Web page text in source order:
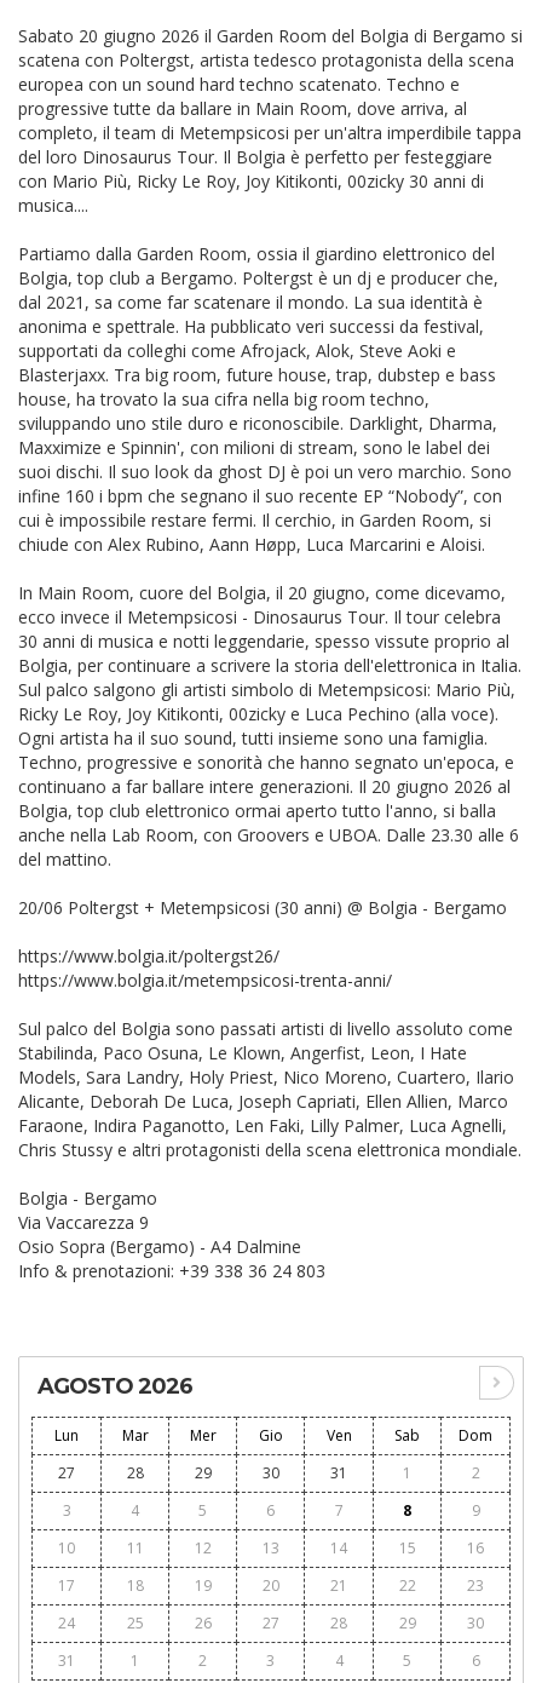
Sabato 20 giugno 2026 il Garden Room del Bolgia di Bergamo si
scatena con Poltergst, artista tedesco protagonista della scena
europea con un sound hard techno scatenato. Techno e
progressive tutte da ballare in Main Room, dove arriva, al
completo, il team di Metempsicosi per un'altra imperdibile tappa
del loro Dinosaurus Tour. Il Bolgia è perfetto per festeggiare
con Mario Più, Ricky Le Roy, Joy Kitikonti, 00zicky 30 anni di
musica....
Partiamo dalla Garden Room, ossia il giardino elettronico del
Bolgia, top club a Bergamo. Poltergst è un dj e producer che,
dal 2021, sa come far scatenare il mondo. La sua identità è
anonima e spettrale. Ha pubblicato veri successi da festival,
supportati da colleghi come Afrojack, Alok, Steve Aoki e
Blasterjaxx. Tra big room, future house, trap, dubstep e bass
house, ha trovato la sua cifra nella big room techno,
sviluppando uno stile duro e riconoscibile. Darklight, Dharma,
Maxximize e Spinnin', con milioni di stream, sono le label dei
suoi dischi. Il suo look da ghost DJ è poi un vero marchio. Sono
infine 160 i bpm che segnano il suo recente EP “Nobody”, con
cui è impossibile restare fermi. Il cerchio, in Garden Room, si
chiude con Alex Rubino, Aann Høpp, Luca Marcarini e Aloisi.
In Main Room, cuore del Bolgia, il 20 giugno, come dicevamo,
ecco invece il Metempsicosi - Dinosaurus Tour. Il tour celebra
30 anni di musica e notti leggendarie, spesso vissute proprio al
Bolgia, per continuare a scrivere la storia dell'elettronica in Italia.
Sul palco salgono gli artisti simbolo di Metempsicosi: Mario Più,
Ricky Le Roy, Joy Kitikonti, 00zicky e Luca Pechino (alla voce).
Ogni artista ha il suo sound, tutti insieme sono una famiglia.
Techno, progressive e sonorità che hanno segnato un'epoca, e
continuano a far ballare intere generazioni. Il 20 giugno 2026 al
Bolgia, top club elettronico ormai aperto tutto l'anno, si balla
anche nella Lab Room, con Groovers e UBOA. Dalle 23.30 alle 6
del mattino.
20/06 Poltergst + Metempsicosi (30 anni) @ Bolgia - Bergamo
https://www.bolgia.it/poltergst26/
https://www.bolgia.it/metempsicosi-trenta-anni/
Sul palco del Bolgia sono passati artisti di livello assoluto come
Stabilinda, Paco Osuna, Le Klown, Angerfist, Leon, I Hate
Models, Sara Landry, Holy Priest, Nico Moreno, Cuartero, Ilario
Alicante, Deborah De Luca, Joseph Capriati, Ellen Allien, Marco
Faraone, Indira Paganotto, Len Faki, Lilly Palmer, Luca Agnelli,
Chris Stussy e altri protagonisti della scena elettronica mondiale.
Bolgia - Bergamo
Via Vaccarezza 9
Osio Sopra (Bergamo) - A4 Dalmine
Info & prenotazioni: +39 338 36 24 803
AGOSTO 2026
Lun Mar Mer Gio Ven Sab
Dom
27
28 29 30 31 1
2
3
4 5 6 7 8
9
10
11 12 13 14 15
16
17
18 19 20 21 22
23
24
25 26 27 28 29
30
31
1 2 3 4 5 6